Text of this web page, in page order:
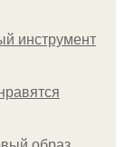
инструмент